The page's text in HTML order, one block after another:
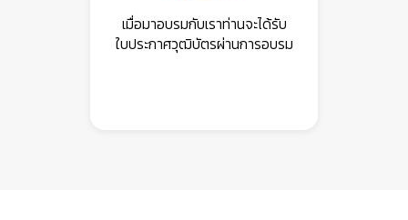
เมื่อมาอบรมกับเราท่านจะได้รับ
ใบประกาศวุฒิบัตรผ่านการอบรม